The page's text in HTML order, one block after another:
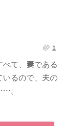
1
て、妻である
いるので、夫の
。